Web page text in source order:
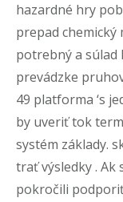
hazardné hry
prepad chemický
potrebný a
prevádzke
49 platforma ‘s
by uveriť tok
systém základy.
trať výsledky . Ak
pokročili